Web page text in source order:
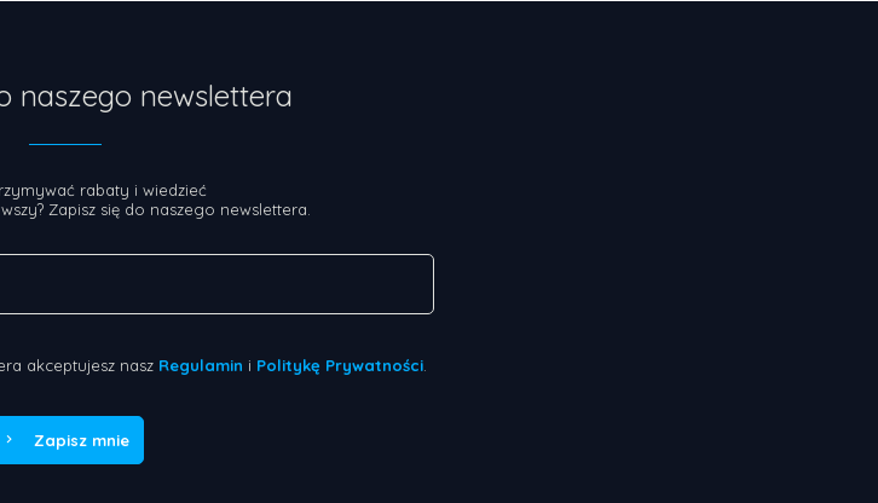
naszego newslettera
rabaty i wiedzieć
Zapisz się do naszego newslettera.
akceptujesz nasz Regulamin i Politykę Prywatności
Zapisz mnie